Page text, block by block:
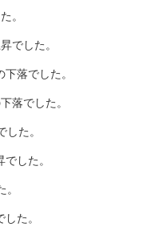
。
でした。
落でした。
落でした。
た。
した。
た。